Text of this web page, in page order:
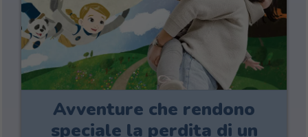
Avventure che rendono
speciale la perdita di un